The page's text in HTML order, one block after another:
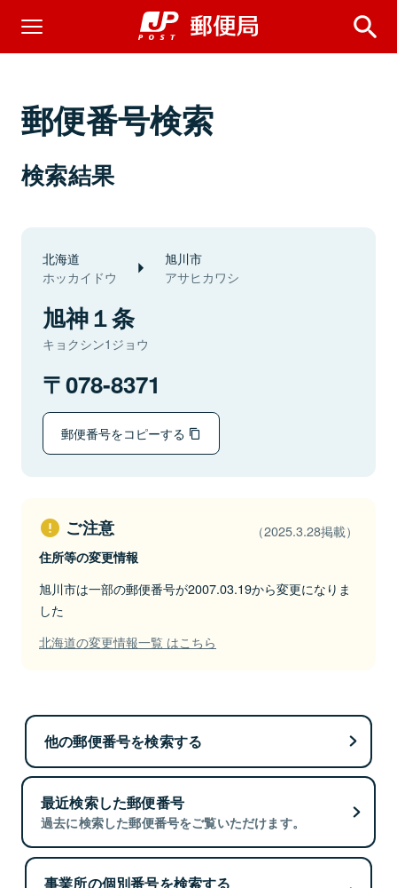
郵便番号検索
検索結果
北海道
ホッカイドウ
旭川市
アサヒカワシ
旭神１条
キョクシン1ジョウ
078-8371
郵便番号をコピーする
ご注意 （2025.3.28掲載）
住所等の変更情報
旭川市は一部の郵便番号が2007.03.19から変更になりま
した
北海道の変更情報一覧 はこちら
他の郵便番号を検索する
最近検索した郵便番号
過去に検索した郵便番号をご覧いただけます。
事業所の個別番号を検索する